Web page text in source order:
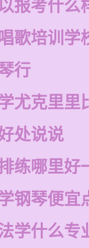
报考什么
歌培训学
行
尤克里里
处说说
练哪里好
钢琴便宜
学什么专